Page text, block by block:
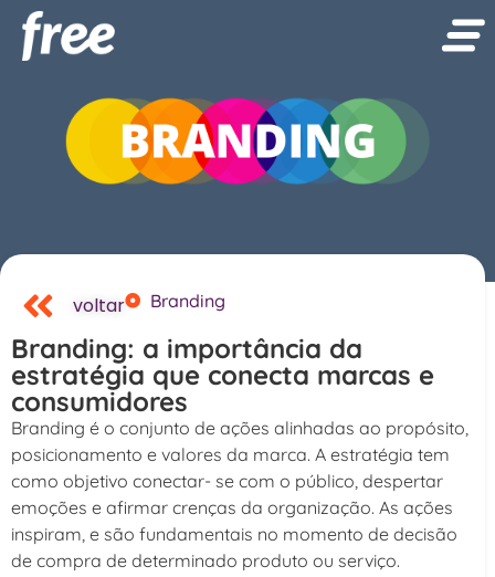
voltar Branding
Branding: a importância da
estratégia que conecta marcas e
consumidores
Branding é o conjunto de ações alinhadas ao propósito,
posicionamento e valores da marca. A estratégia tem
como objetivo conectar- se com o público, despertar
emoções e afirmar crenças da organização. As ações
inspiram, e são fundamentais no momento de decisão
de compra de determinado produto ou serviço.